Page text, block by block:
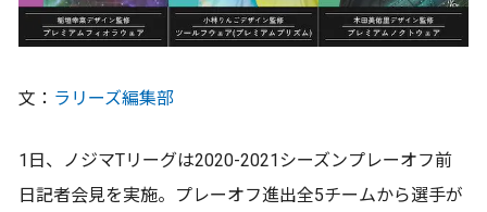
文： ラリーズ編集部
1日、ノジマTリーグは2020-2021シーズンプレーオフ前
日記者会見を実施。プレーオフ進出全5チームから選手が